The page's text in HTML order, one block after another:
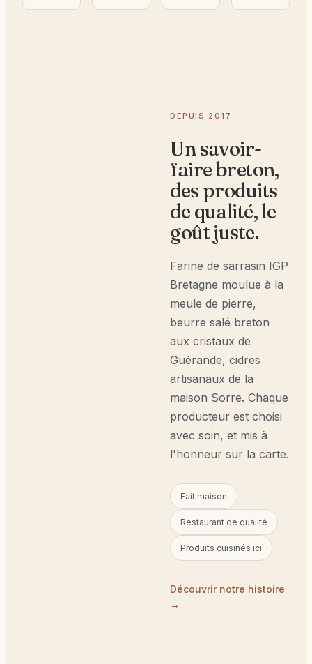
DEPUIS 2017
Un savoir-
faire breton,
des produits
de qualité, le
goût juste.
Farine de sarrasin IGP
Bretagne moulue à la
meule de pierre,
beurre salé breton
aux cristaux de
Guérande, cidres
artisanaux de la
maison Sorre. Chaque
producteur est choisi
avec soin, et mis à
l'honneur sur la carte.
Fait maison
Restaurant de qualité
Produits cuisinés ici
Découvrir notre histoire
→